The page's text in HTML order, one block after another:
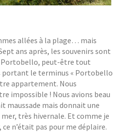
allées à la plage… mais
ans après, les souvenirs sont
peut-être tout
portant le terminus « Portobello
appartement. Nous
impossible ! Nous avions beau
maussade mais donnait une
très hivernale. Et comme je
n’était pas pour me déplaire.